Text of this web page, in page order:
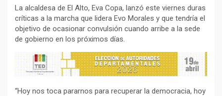
La alcaldesa de El Alto, Eva Copa, lanzó este viernes duras
críticas a la marcha que lidera Evo Morales y que tendría el
objetivo de ocasionar convulsión cuando arribe a la sede
de gobierno en los próximos días.
“Hoy nos toca pararnos para recuperar la democracia, hoy